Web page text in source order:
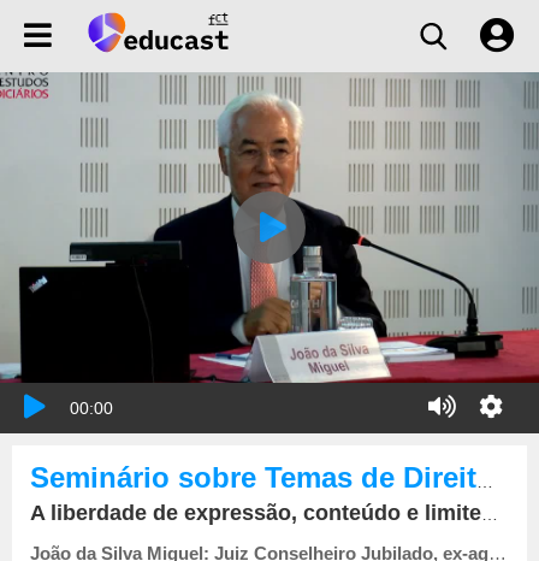
00:00
A liberdade de expressão, conteúdo e limites (artigo 10.º da CEDH).
João da Silva Miguel: Juiz Conselheiro Jubilado, ex-agente do Estado Português junto do TEDH